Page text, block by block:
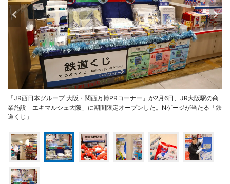
「JR西日本グループ 大阪・関西万博PRコーナー」が2月6日、JR大阪駅の商
業施設「エキマルシェ大阪」に期間限定オープンした。Nゲージが当たる「鉄
道くじ」